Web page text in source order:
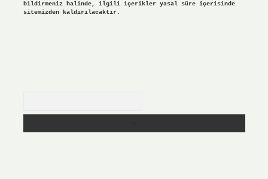
bildirmeniz halinde, ilgili içerikler yasal süre içerisinde
sitemizden kaldırılacaktır.